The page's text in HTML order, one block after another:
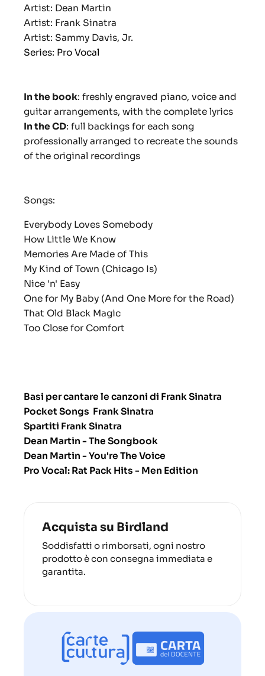
Artist: Dean Martin
Artist: Frank Sinatra
Artist: Sammy Davis, Jr.
Series: Pro Vocal
In the book: freshly engraved piano, voice and
guitar arrangements, with the complete lyrics
In the CD: full backings for each song
professionally arranged to recreate the sounds
of the original recordings
Songs:
Everybody Loves Somebody
How Little We Know
Memories Are Made of This
My Kind of Town (Chicago Is)
Nice 'n' Easy
One for My Baby (And One More for the Road)
That Old Black Magic
Too Close for Comfort
Basi per cantare le canzoni di Frank Sinatra
Pocket Songs Frank Sinatra
Spartiti Frank Sinatra
Dean Martin - The Songbook
Dean Martin - You're The Voice
Pro Vocal: Rat Pack Hits - Men Edition
Acquista su Birdland
Soddisfatti o rimborsati, ogni nostro
prodotto è con consegna immediata e
garantita.